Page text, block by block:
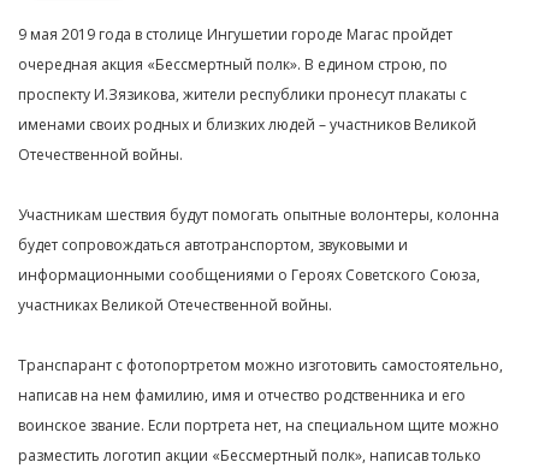
9 мая 2019 года в столице Ингушетии городе Магас пройдет
очередная акция «Бессмертный полк». В едином строю, по
проспекту И.Зязикова, жители республики пронесут плакаты с
именами своих родных и близких людей – участников Великой
Отечественной войны.
Участникам шествия будут помогать опытные волонтеры, колонна
будет сопровождаться автотранспортом, звуковыми и
информационными сообщениями о Героях Советского Союза,
участниках Великой Отечественной войны.
Транспарант с фотопортретом можно изготовить самостоятельно,
написав на нем фамилию, имя и отчество родственника и его
воинское звание. Если портрета нет, на специальном щите можно
разместить логотип акции «Бессмертный полк», написав только